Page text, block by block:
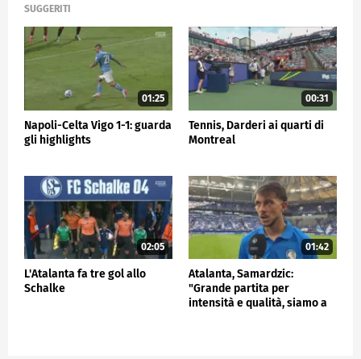
SUGGERITI
01:25
Napoli-Celta Vigo 1-1: guarda
gli highlights
00:31
Tennis, Darderi ai quarti di
Montreal
02:05
L'Atalanta fa tre gol allo
Schalke
01:42
Atalanta, Samardzic:
"Grande partita per
intensità e qualità, siamo a